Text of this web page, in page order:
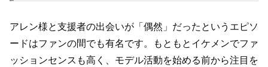
アレン様と支援者の出会いが「偶然」だったというエピソ
ードはファンの間でも有名です。もともとイケメンでファ
ッションセンスも高く、モデル活動を始める前から注目を